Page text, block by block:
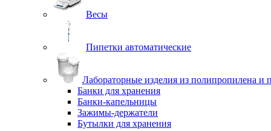
Весы
Пипетки автоматические
Лабораторные изделия из полипропилена и
Банки для хранения
Банки-капельницы
Зажимы-держатели
Бутылки для хранения